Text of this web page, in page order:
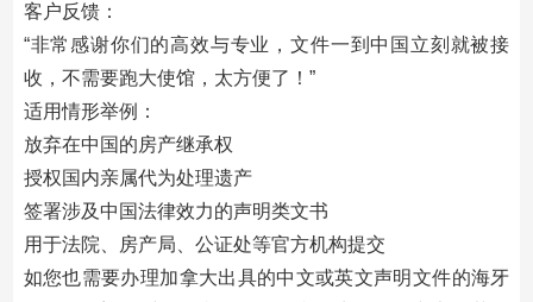
客户反馈：
“非常感谢你们的高效与专业，文件一到中国立刻就被接
收，不需要跑大使馆，太方便了！”
适用情形举例：
放弃在中国的房产继承权
授权国内亲属代为处理遗产
签署涉及中国法律效力的声明类文书
用于法院、房产局、公证处等官方机构提交
如您也需要办理加拿大出具的中文或英文声明文件的海牙